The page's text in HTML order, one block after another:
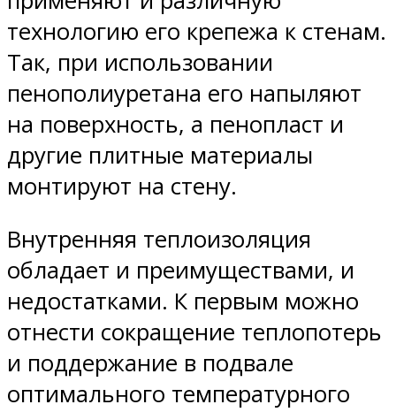
технологию его крепежа к стенам.
Так, при использовании
пенополиуретана его напыляют
на поверхность, а пенопласт и
другие плитные материалы
монтируют на стену.
Внутренняя теплоизоляция
обладает и преимуществами, и
недостатками. К первым можно
отнести сокращение теплопотерь
и поддержание в подвале
оптимального температурного